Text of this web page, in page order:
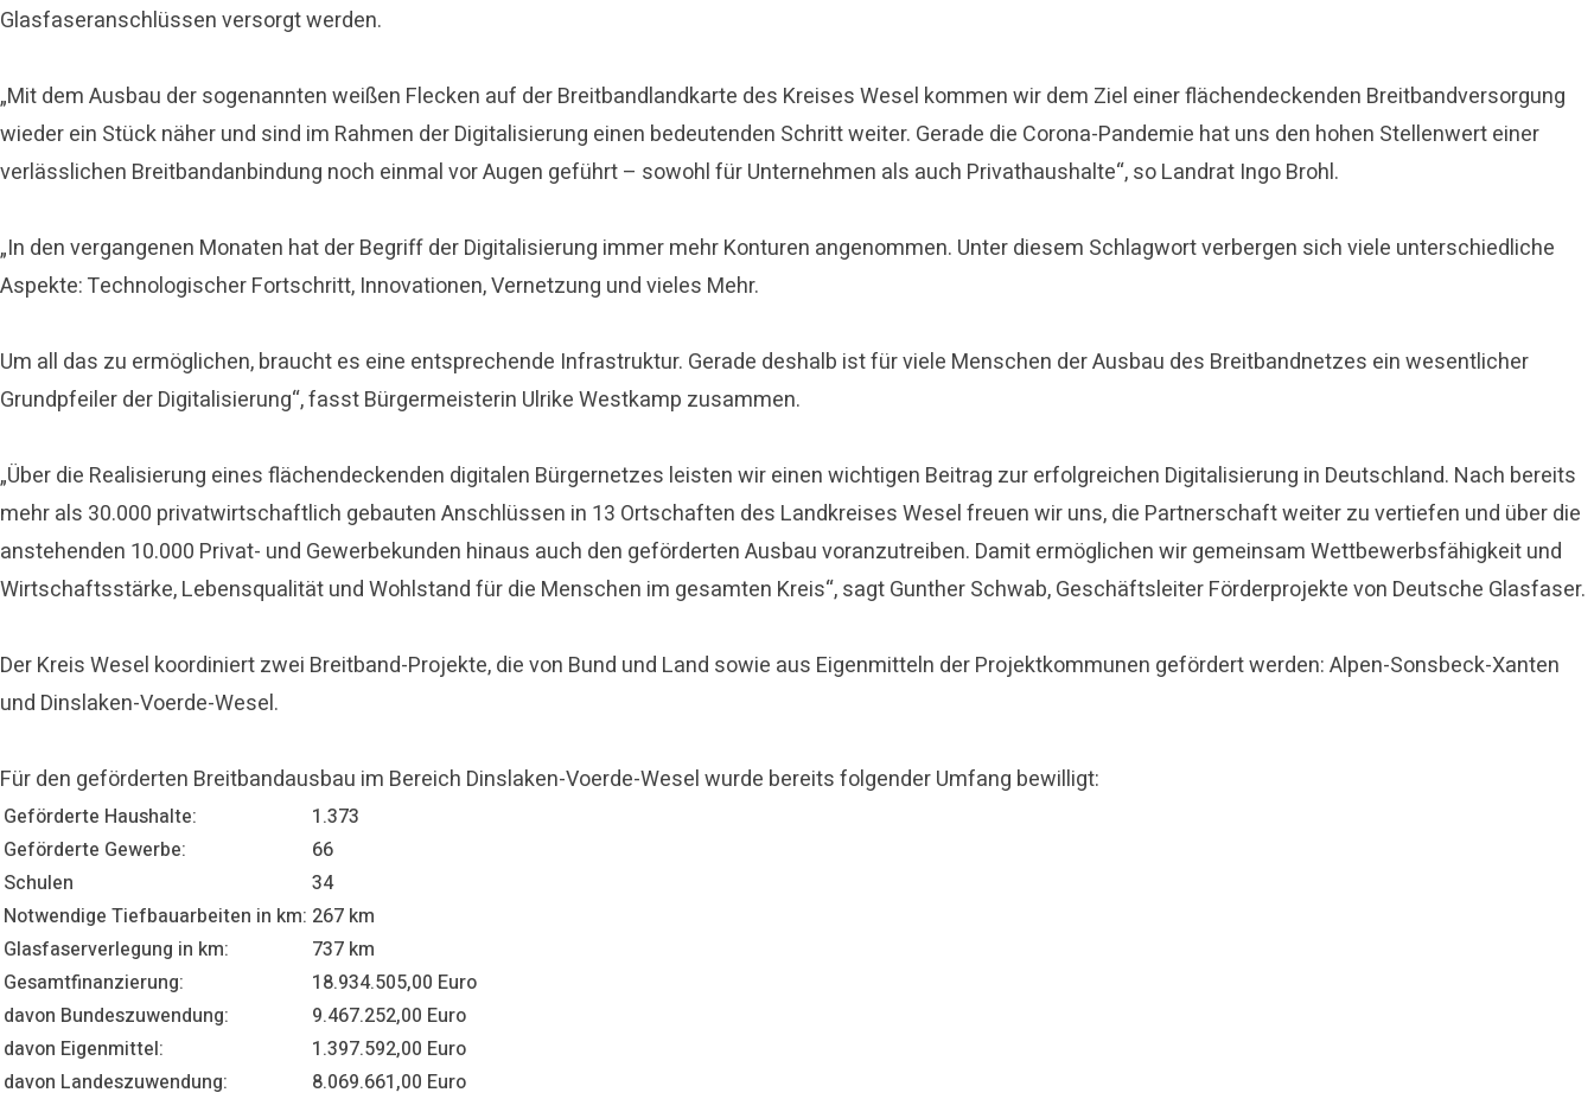
Glasfaseranschlüssen versorgt werden.
„Mit dem Ausbau der sogenannten weißen Flecken auf der Breitbandlandkarte des Kreises Wesel kommen wir dem Ziel einer flächendeckenden Breitbandversorgung
wieder ein Stück näher und sind im Rahmen der Digitalisierung einen bedeutenden Schritt weiter. Gerade die Corona-Pandemie hat uns den hohen Stellenwert einer
verlässlichen Breitbandanbindung noch einmal vor Augen geführt – sowohl für Unternehmen als auch Privathaushalte“, so Landrat Ingo Brohl.
„In den vergangenen Monaten hat der Begriff der Digitalisierung immer mehr Konturen angenommen. Unter diesem Schlagwort verbergen sich viele unterschiedliche
Aspekte: Technologischer Fortschritt, Innovationen, Vernetzung und vieles Mehr.
Um all das zu ermöglichen, braucht es eine entsprechende Infrastruktur. Gerade deshalb ist für viele Menschen der Ausbau des Breitbandnetzes ein wesentlicher
Grundpfeiler der Digitalisierung“, fasst Bürgermeisterin Ulrike Westkamp zusammen.
„Über die Realisierung eines flächendeckenden digitalen Bürgernetzes leisten wir einen wichtigen Beitrag zur erfolgreichen Digitalisierung in Deutschland. Nach bereits
mehr als 30.000 privatwirtschaftlich gebauten Anschlüssen in 13 Ortschaften des Landkreises Wesel freuen wir uns, die Partnerschaft weiter zu vertiefen und über die
anstehenden 10.000 Privat- und Gewerbekunden hinaus auch den geförderten Ausbau voranzutreiben. Damit ermöglichen wir gemeinsam Wettbewerbsfähigkeit und
Wirtschaftsstärke, Lebensqualität und Wohlstand für die Menschen im gesamten Kreis“, sagt Gunther Schwab, Geschäftsleiter Förderprojekte von Deutsche Glasfaser.
Der Kreis Wesel koordiniert zwei Breitband-Projekte, die von Bund und Land sowie aus Eigenmitteln der Projektkommunen gefördert werden: Alpen-Sonsbeck-Xanten
und Dinslaken-Voerde-Wesel.
Für den geförderten Breitbandausbau im Bereich Dinslaken-Voerde-Wesel wurde bereits folgender Umfang bewilligt:
Geförderte Haushalte:
1.373
Geförderte Gewerbe:
66
Schulen
34
Notwendige Tiefbauarbeiten in km: 267 km
Glasfaserverlegung in km:
737 km
Gesamtfinanzierung:
18.934.505,00 Euro
davon Bundeszuwendung:
9.467.252,00 Euro
davon Eigenmittel:
1.397.592,00 Euro
davon Landeszuwendung:
8.069.661,00 Euro